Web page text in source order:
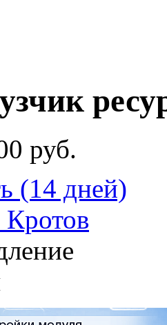
руб.
(14 дней)